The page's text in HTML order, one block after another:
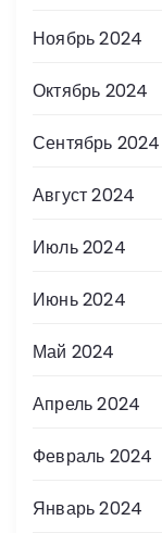
Ноябрь 2024
Октябрь 2024
Сентябрь 2024
Август 2024
Июль 2024
Июнь 2024
Май 2024
Апрель 2024
Февраль 2024
Январь 2024